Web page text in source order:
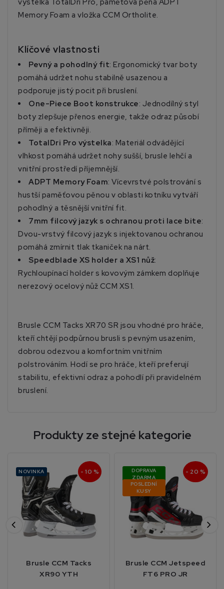
Memory Foam a vložka CCM Ortholite.
Klíčové vlastnosti
Pevný a pohodlný fit: Ergonomický tvar boty
pomáhá udržet nohu stabilně usazenou a
podporuje jistý pocit při bruslení.
One-Piece Boot konstrukce: Jednodílný styl
boty zlepšuje přenos energie, takže odraz působí
příměji a efektivněji.
TotalDri Pro výstelka: Materiál odvádějící
vlhkost pomáhá udržet nohy sušší, brusle lehčí a
vnitřní prostředí příjemnější.
ADPT Memory Foam: Vícevrstvé polstrování s
hustší paměťovou pěnou v oblasti kotníku vytváří
pohodlný a těsnější vnitřní fit.
7mm filcový jazyk s ochranou proti lace bite:
Dvou-vrstvý filcový jazyk s injektovanou ochranou
pomáhá zmírnit tlak tkaniček na nárt.
Speedblade XS holder a XS1 nůž:
Rychloupínací holder s kovovým zámkem doplňuje
nerezový ocelový nůž CCM XS1.
Brusle CCM Tacks XR70 SR jsou vhodné pro hráče,
kteří chtějí podpůrnou brusli s pevným usazením,
dobrou odezvou a komfortním vnitřním
polstrováním. Hodí se pro hráče, kteří preferují
stabilitu, efektivní odraz a pohodlí při pravidelném
bruslení.
Produkty ze stejné kategorie
NOVINKA - 10 %
Brusle CCM Tacks
XR90 YTH
DOPRAVA
ZDARMA
POSLEDNÍ
KUSY
- 20 %
Brusle CCM Jetspeed
FT6 PRO JR